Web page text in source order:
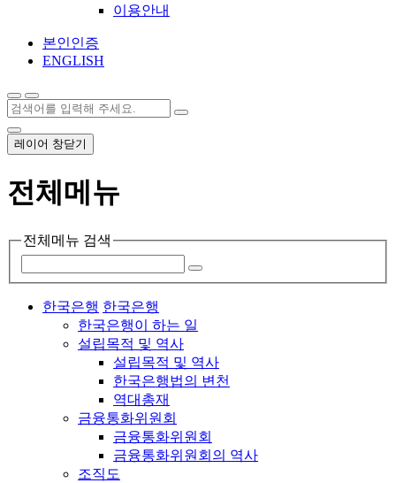
이용안내
본인인증
ENGLISH
레이어 창닫기
전체메뉴
전체메뉴 검색
한국은행 한국은행
한국은행이 하는 일
설립목적 및 역사
설립목적 및 역사
한국은행법의 변천
역대총재
금융통화위원회
금융통화위원회
금융통화위원회의 역사
조직도